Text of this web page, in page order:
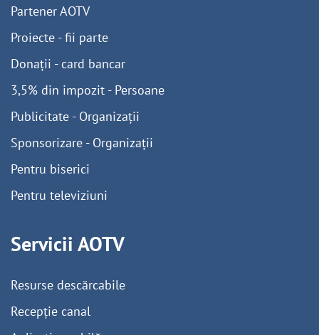
Partener AOTV
Proiecte - fii parte
Donații - card bancar
3,5% din impozit - Persoane
Publicitate - Organizații
Sponsorizare - Organizații
Pentru biserici
Pentru televiziuni
Servicii AOTV
Resurse descărcabile
Recepție canal